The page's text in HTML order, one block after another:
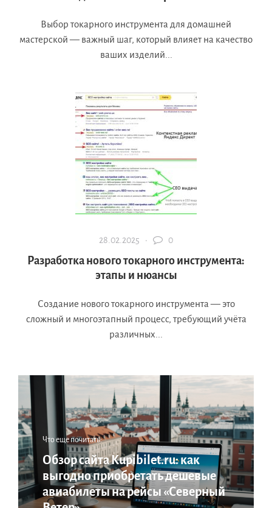
Выбор токарного инструмента для домашней
мастерской — важный шаг, который влияет на качество
ваших изделий...
28.02.2025 · 0
Разработка нового токарного инструмента:
этапы и нюансы
Создание нового токарного инструмента — это
сложный и многоэтапный процесс, требующий учёта
различных...
Что еще почитать:
Обзор сайта Kupibilet.ru: как
выгодно приобретать дешевые
авиабилеты на рейсы «Северный